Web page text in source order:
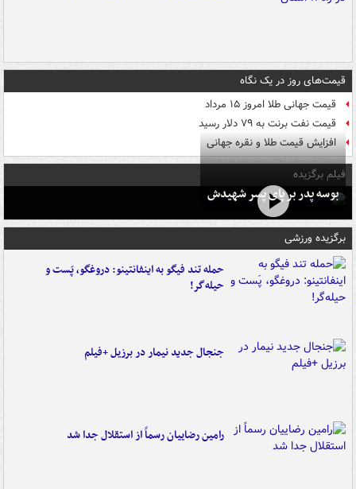
قیمت‌های روز در یک نگاه
قیمت جهانی طلا امروز ۱۵ مرداد
قیمت نفت برنت به ۷۹ دلار رسید
افزایش قیمت طلا و نقره جهانی
فیلم برگزیده
بوسه‌ پدر بر پای پسر شهیدش
برگزیده ورزشی
حمله تند فیگو به اینفانتینو: دروغگو، پَست‌ و
حیله‌گر!
جنجال جدید نیمار در برزیل +فیلم
رامین رضاییان رسماً از استقلال جدا شد